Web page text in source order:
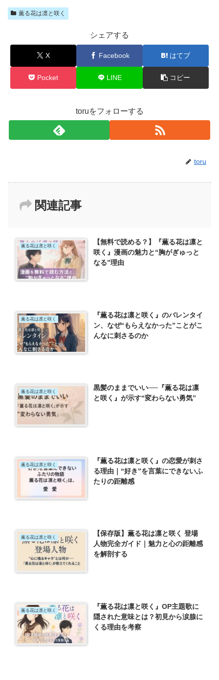
薫る花は凛と咲く
シェアする
X Facebook はてブ
Pocket LINE コピー
toruをフォローする
toru
関連記事
薫る花は凛と咲く
【無料で読める？】『薫る花は凛と
咲く』漫画の魅力と“胸がぎゅっと
なる”理由
薫る花は凛と咲く
『薫る花は凛と咲く』のバレンタイ
ン、なぜ“もらえなかった”ことがこ
んなに刺さるのか
薫る花は凛と咲く
黒髪のままでいい──『薫る花は凛
と咲く』が示す“変わらない勇気”
薫る花は凛と咲く
『薫る花は凛と咲く』の恋愛が刺さ
る理由｜“好き”を言葉にできないふ
たりの距離感
薫る花は凛と咲く
【保存版】薫る花は凛と咲く 登場
人物完全ガイド｜魅力と心の距離感
を解剖する
薫る花は凛と咲く
『薫る花は凛と咲く』OP主題歌に
隠された意味とは？初見から涙腺に
くる理由を考察